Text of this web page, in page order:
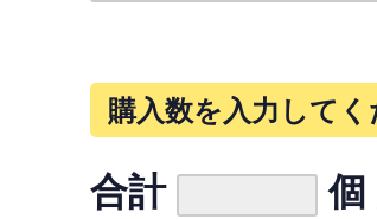
購入数を入力して
合計 個